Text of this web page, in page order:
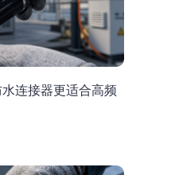
连接器更适合高频